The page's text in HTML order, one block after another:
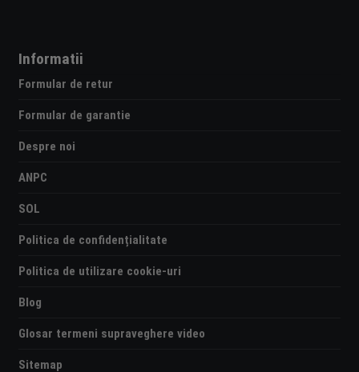
Informatii
Formular de retur
Formular de garantie
Despre noi
ANPC
SOL
Politica de confidențialitate
Politica de utilizare cookie-uri
Blog
Glosar termeni supraveghere video
Sitemap